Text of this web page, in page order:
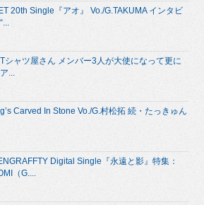
20th Single『アオ』 Vo./G.TAKUMA インタビ
シャツ屋さん メンバー3人が大使になって更に
...
Carved In Stone Vo./G.村松拓 続・たっきゅん
Digital Single『永遠と影』特集：
（G....